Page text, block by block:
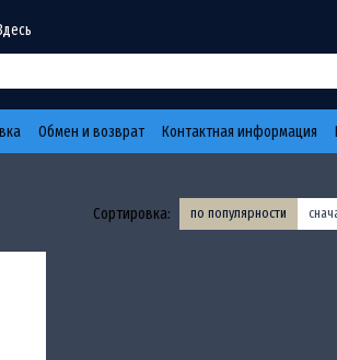
Обмен и возврат Контактная информация
Сортировка: по популярности